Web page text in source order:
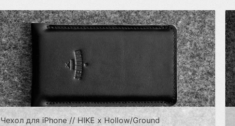
Чехол для iPhone // HIKE x Hollow/Ground